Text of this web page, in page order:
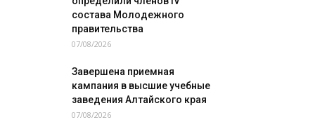
состава Молодежного
правительства
07/08/2026
Завершена приемная
кампания в высшие учебные
заведения Алтайского края
07/08/2026